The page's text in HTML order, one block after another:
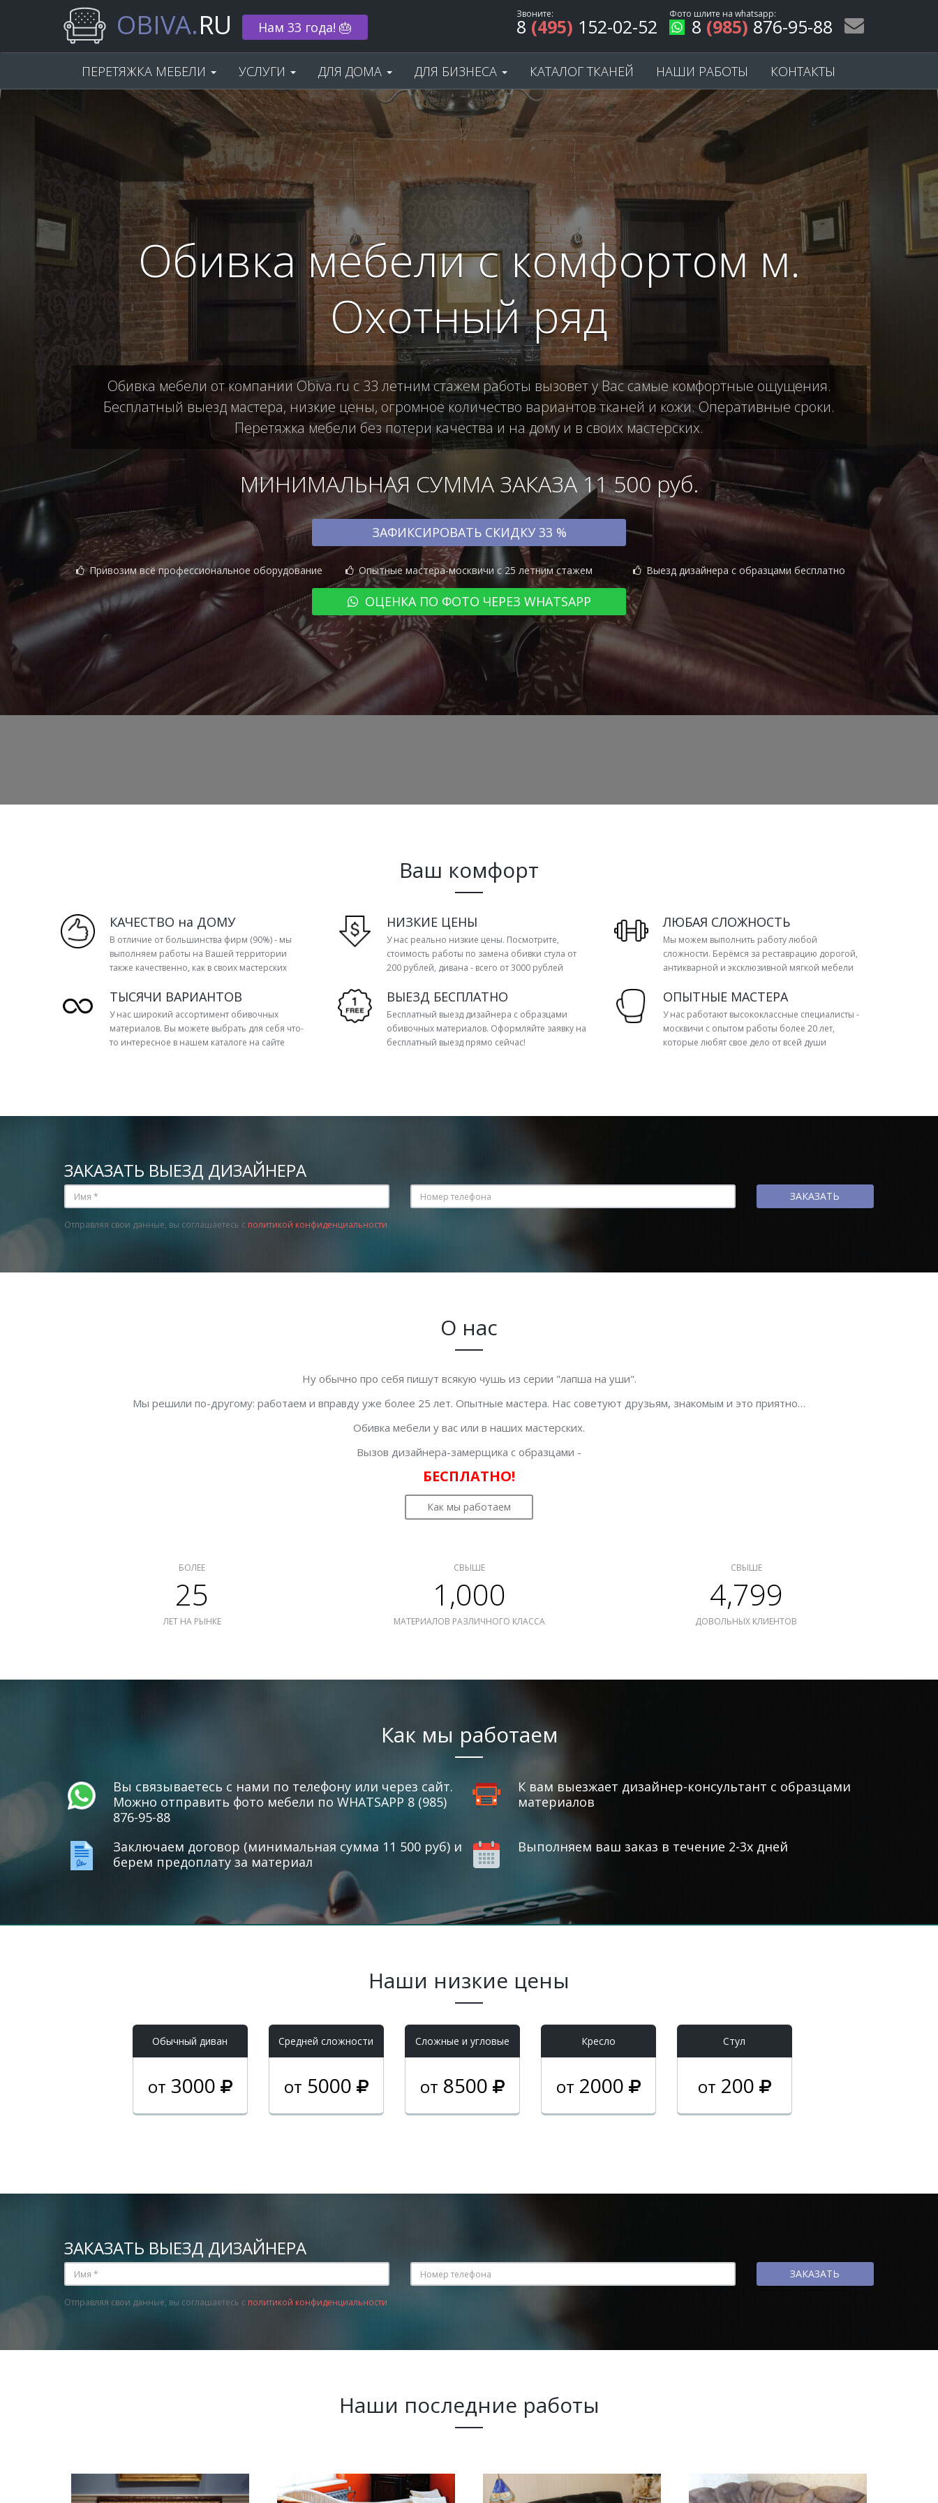
OBIVA.RU Нам 33 года! 🎂
Звоните:
8 (495) 152-02-52
Фото шлите на whatsapp:
8 (985) 876-95-88
ПЕРЕТЯЖКА МЕБЕЛИ УСЛУГИ ДЛЯ ДОМА ДЛЯ БИЗНЕСА КАТАЛОГ ТКАНЕЙ НАШИ РАБОТЫ КОНТАКТЫ
Обивка мебели с комфортом м.
Охотный ряд
Обивка мебели от компании Obiva.ru с 33 летним стажем работы вызовет у Вас самые комфортные ощущения.
Бесплатный выезд мастера, низкие цены, огромное количество вариантов тканей и кожи. Оперативные сроки.
Перетяжка мебели без потери качества и на дому и в своих мастерских.
МИНИМАЛЬНАЯ СУММА ЗАКАЗА 11 500 руб.
ЗАФИКСИРОВАТЬ СКИДКУ 33 %
Привозим всё профессиональное оборудование Опытные мастера-москвичи с 25 летним стажем Выезд дизайнера с образцами бесплатно
ОЦЕНКА ПО ФОТО ЧЕРЕЗ WHATSAPP
Ваш комфорт
КАЧЕСТВО на ДОМУ
В отличие от большинства фирм (90%) - мы
выполняем работы на Вашей территории
также качественно, как в своих мастерских
НИЗКИЕ ЦЕНЫ
У нас реально низкие цены. Посмотрите,
стоимость работы по замена обивки стула от
200 рублей, дивана - всего от 3000 рублей
ЛЮБАЯ СЛОЖНОСТЬ
Мы можем выполнить работу любой
сложности. Берёмся за реставрацию дорогой,
антикварной и эксклюзивной мягкой мебели
ТЫСЯЧИ ВАРИАНТОВ
У нас широкий ассортимент обивочных
материалов. Вы можете выбрать для себя что-
то интересное в нашем каталоге на сайте
ВЫЕЗД БЕСПЛАТНО
Бесплатный выезд дизайнера с образцами
обивочных материалов. Оформляйте заявку на
бесплатный выезд прямо сейчас!
ОПЫТНЫЕ МАСТЕРА
У нас работают высококлассные специалисты -
москвичи с опытом работы более 20 лет,
которые любят свое дело от всей души
ЗАКАЗАТЬ ВЫЕЗД ДИЗАЙНЕРА
Отправляя свои данные, вы соглашаетесь с политикой конфиденциальности
О нас
Ну обычно про себя пишут всякую чушь из серии "лапша на уши".
Мы решили по-другому: работаем и вправду уже более 25 лет. Опытные мастера. Нас советуют друзьям, знакомым и это приятно…
Обивка мебели у вас или в наших мастерских.
Вызов дизайнера-замерщика с образцами -
БЕСПЛАТНО!
Как мы работаем
БОЛЕЕ
25
ЛЕТ НА РЫНКЕ
СВЫШЕ
1,000
МАТЕРИАЛОВ РАЗЛИЧНОГО КЛАССА
СВЫШЕ
4,799
ДОВОЛЬНЫХ КЛИЕНТОВ
Как мы работаем
Вы связываетесь с нами по телефону или через сайт.
Можно отправить фото мебели по WHATSAPP 8 (985)
876-95-88
К вам выезжает дизайнер-консультант с образцами
материалов
Заключаем договор (минимальная сумма 11 500 руб) и
берем предоплату за материал
Выполняем ваш заказ в течение 2-3х дней
Наши низкие цены
Обычный диван
от 3000
Средней сложности
от 5000
Cложные и угловые
от 8500
Кресло
от 2000
Стул
от 200
ЗАКАЗАТЬ ВЫЕЗД ДИЗАЙНЕРА
Отправляя свои данные, вы соглашаетесь с политикой конфиденциальности
Наши последние работы